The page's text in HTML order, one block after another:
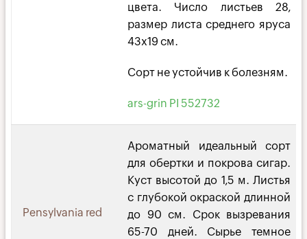
цвета. Число листьев 28,
размер листа среднего яруса
43х19 см.
Сорт не устойчив к болезням.
ars-grin PI 552732
Pensylvania red
Ароматный идеальный сорт
для обертки и покрова сигар.
Куст высотой до 1,5 м. Листья
с глубокой окраской длинной
до 90 см. Срок вызревания
65-70 дней. Сырье темное